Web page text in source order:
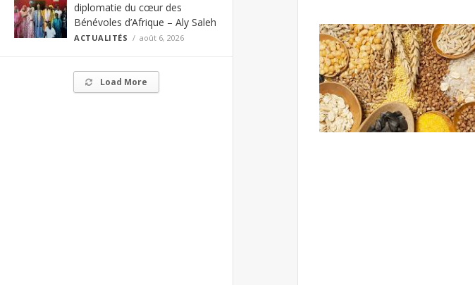
diplomatie du cœur des
Bénévoles d’Afrique – Aly Saleh
ACTUALITÉS août 6, 2026
Load More